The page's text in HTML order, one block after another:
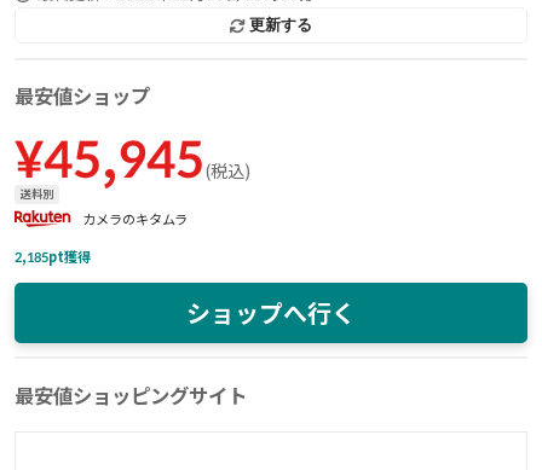
更新する
最安値ショップ
¥45,945(税込)
送料別
カメラのキタムラ
2,185pt獲得
ショップへ行く
最安値ショッピングサイト